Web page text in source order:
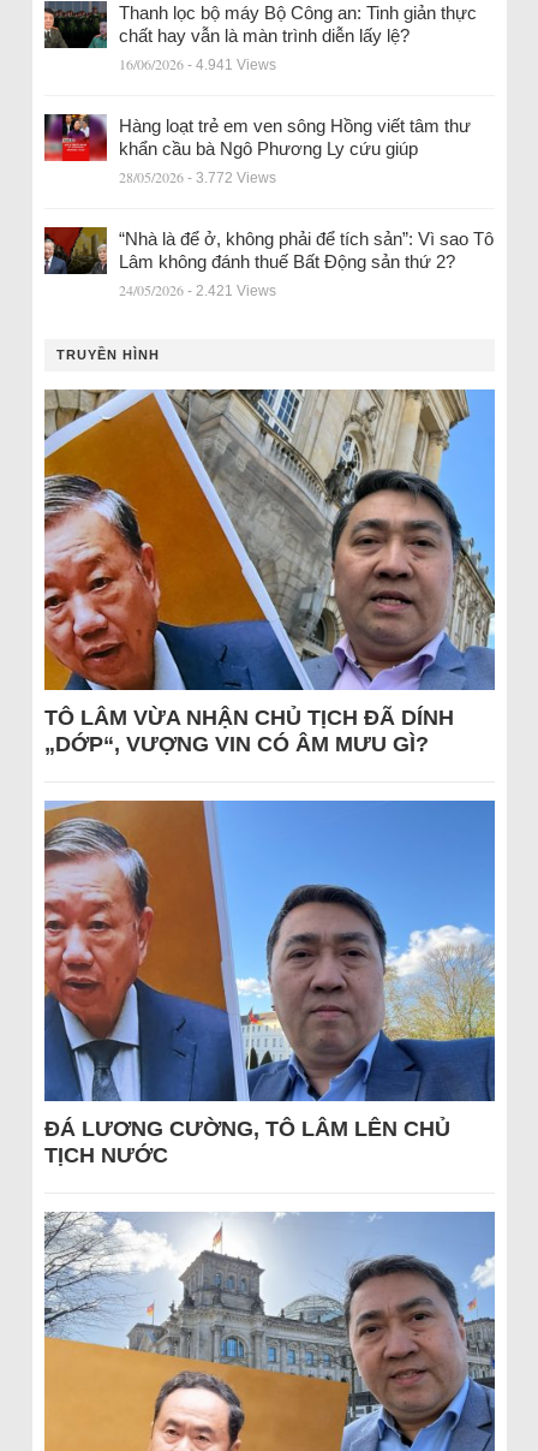
Thanh lọc bộ máy Bộ Công an: Tinh giản thực
chất hay vẫn là màn trình diễn lấy lệ?
16/06/2026 - 4.941 Views
Hàng loạt trẻ em ven sông Hồng viết tâm thư
khẩn cầu bà Ngô Phương Ly cứu giúp
28/05/2026 - 3.772 Views
“Nhà là để ở, không phải để tích sản”: Vì sao Tô
Lâm không đánh thuế Bất Động sản thứ 2?
24/05/2026 - 2.421 Views
TRUYỀN HÌNH
TÔ LÂM VỪA NHẬN CHỦ TỊCH ĐÃ DÍNH
„DỚP“, VƯỢNG VIN CÓ ÂM MƯU GÌ?
ĐÁ LƯƠNG CƯỜNG, TÔ LÂM LÊN CHỦ
TỊCH NƯỚC